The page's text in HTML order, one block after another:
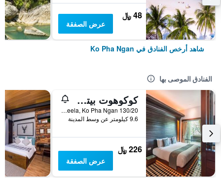
48 ﷼
عرض الصفقة
شاهد أرخص الفنادق في Ko Pha Ngan
الفنادق الموصى بها
كوكوهوت بيتش ريزورت
130/20 Had Rin Nai, Sun Set, Leela, Ko Pha Ngan, تايلاند
9.6 كيلومتر عن وسط المدينة
226 ﷼
عرض الصفقة